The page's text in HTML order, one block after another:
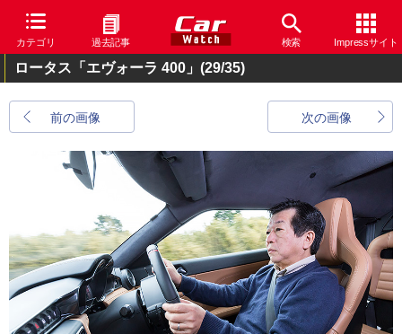
カテゴリ 過去記事 検索 Impressサイト
ロータス「エヴォーラ 400」 (29/35)
前の画像 次の画像